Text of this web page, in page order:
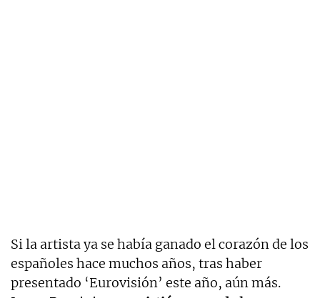
Si la artista ya se había ganado el corazón de los
españoles hace muchos años, tras haber
presentado ‘Eurovisión’ este año, aún más.